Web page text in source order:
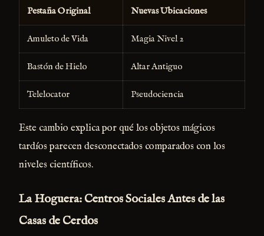
Pestaña Original Nuevas Ubicaciones
Amuleto de Vida Magia Nivel 2
Bastón de Hielo Altar Antiguo
Telelocator Pseudociencia
Este cambio explica por qué los objetos mágicos
tardíos parecen desconectados comparados con los
niveles científicos.
La Hoguera: Centros Sociales Antes de las
Casas de Cerdos